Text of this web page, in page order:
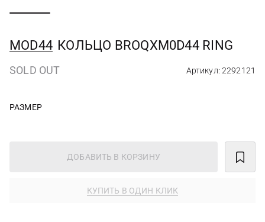
MOD44 КОЛЬЦО BROQXM0D44 RING
SOLD OUT Артикул: 2292121
РАЗМЕР
ДОБАВИТЬ В КОРЗИНУ
КУПИТЬ В ОДИН КЛИК